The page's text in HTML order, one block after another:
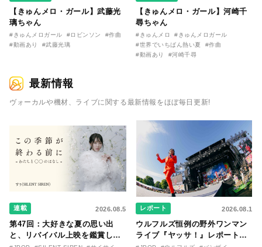
【きゅんメロ・ガール】武藤光
璃ちゃん
#きゅんメロガール #ロビンソン
#作曲
#動画あり
#武藤光璃
【きゅんメロ・ガール】河崎千
尋ちゃん
#きゅんメロ
#きゅんメロガール
#世界でいちばん熱い夏
#作曲
#動画あり
#河崎千尋
最新情報
ヴォーカルや機材、ライブに関する最新情報をほぼ毎日更新!
連載 2026.08.5
第47回：大好きな夏の思い出
と、リバイバル上映を鑑賞した
レポート 2026.08.1
ウルフルズ恒例の野外ワンマン
ライブ『ヤッサ！』レポート！